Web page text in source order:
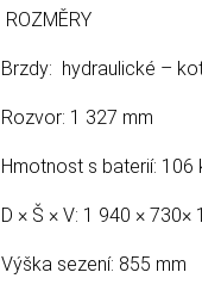
ROZMĚRY
Brzdy: hydraulické –
Rozvor: 1 327 mm
Hmotnost s baterií: 106
D × Š × V: 1 940 × 730×
Výška sezení: 855 mm